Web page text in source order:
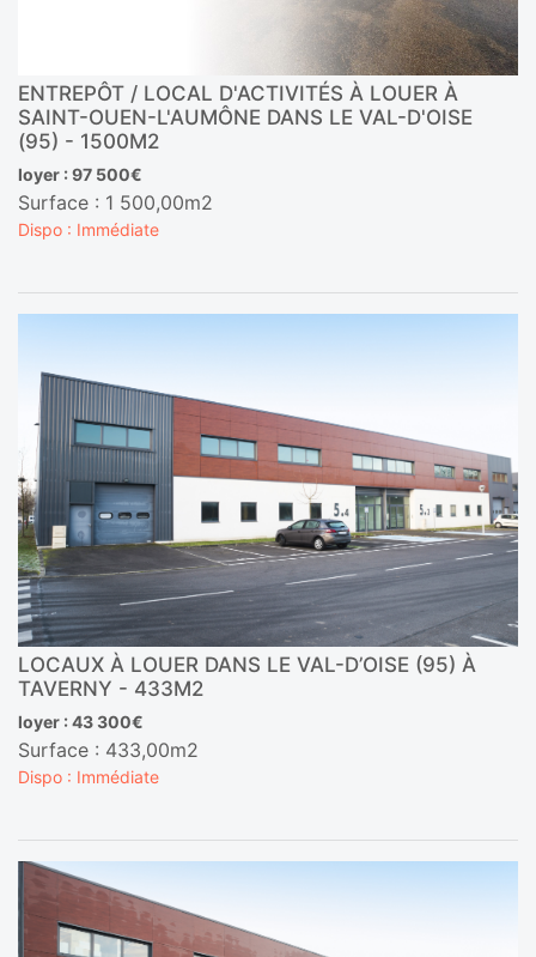
ENTREPÔT / LOCAL D'ACTIVITÉS À LOUER À
SAINT-OUEN-L'AUMÔNE DANS LE VAL-D'OISE
(95) - 1500M2
loyer : 97 500€
Surface : 1 500,00m2
Dispo : Immédiate
LOCAUX À LOUER DANS LE VAL-D’OISE (95) À
TAVERNY - 433M2
loyer : 43 300€
Surface : 433,00m2
Dispo : Immédiate